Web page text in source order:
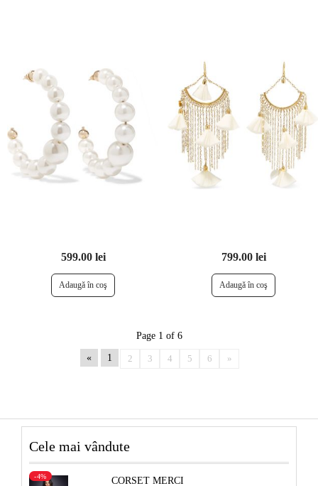
599.00 lei 799.00 lei
Page 1 of 6
« 1 2 3 4 5 6 »
Cele mai vândute
CORSET MERCI
-4%